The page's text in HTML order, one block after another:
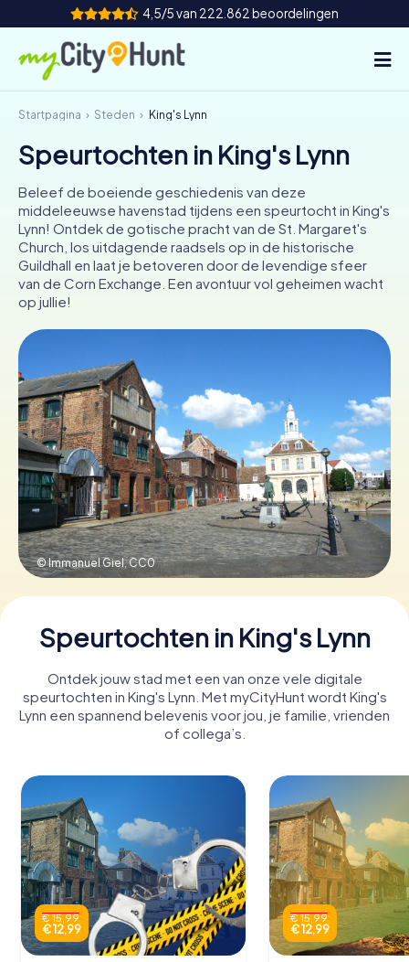
4,5/5 van 222.862 beoordelingen
Hoe het werkt
Steden
Tours
Teamevenement
Tickets
INT AT CH
DE
IT
NL
Boek tickets
Koop cadeaubonnen
Startpagina Steden King's Lynn
Speurtochten in King's Lynn
Beleef de boeiende geschiedenis van deze
middeleeuwse havenstad tijdens een speurtocht in King's
Lynn! Ontdek de gotische pracht van de St. Margaret's
Church, los uitdagende raadsels op in de historische
Guildhall en laat je betoveren door de levendige sfeer
van de Corn Exchange. Een avontuur vol geheimen wacht
op jullie!
© Immanuel Giel,CC0
Speurtochten in King's Lynn
Ontdek jouw stad met een van onze vele digitale
speurtochten in King's Lynn. Met myCityHunt wordt King's
Lynn een spannend belevenis voor jou, je familie, vrienden
of collega’s.
€ 15,99
€ 12,99
€ 15,99
€ 12,99